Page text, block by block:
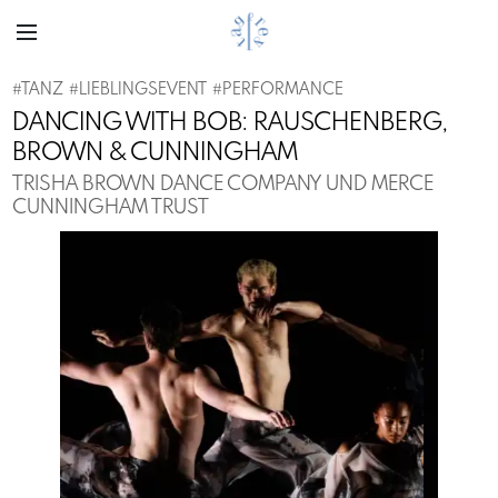
# TANZ #LIEBLINGSEVENT #PERFORMANCE
DANCING WITH BOB: RAUSCHENBERG,
BROWN & CUNNINGHAM
TRISHA BROWN DANCE COMPANY UND MERCE
CUNNINGHAM TRUST
Previous Next